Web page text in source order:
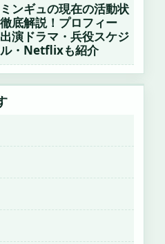
ンギュの現在の活動状
底解説！プロフィー
演ドラマ・兵役スケジ
・Netflixも紹介